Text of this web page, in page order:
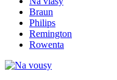
Braun
Philips
Remington
Rowenta